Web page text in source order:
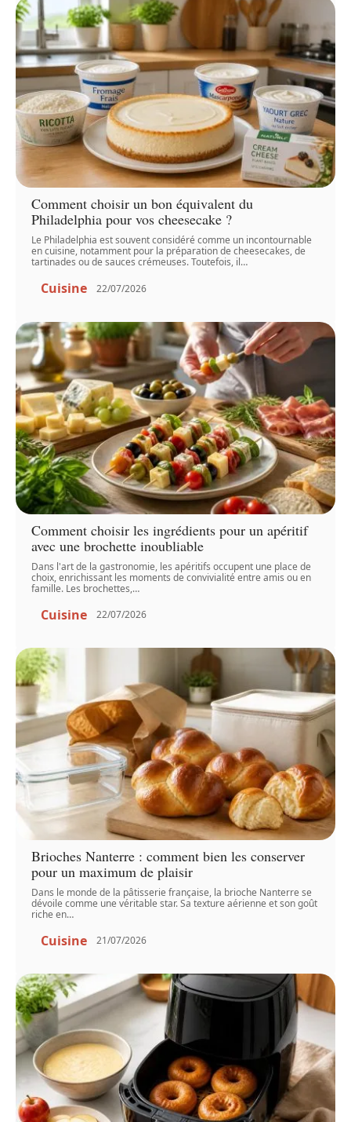
Comment choisir un bon équivalent du
Philadelphia pour vos cheesecake ?
Le Philadelphia est souvent considéré comme un incontournable
en cuisine, notamment pour la préparation de cheesecakes, de
tartinades ou de sauces crémeuses. Toutefois, il…
Cuisine 22/07/2026
Comment choisir les ingrédients pour un apéritif
avec une brochette inoubliable
Dans l'art de la gastronomie, les apéritifs occupent une place de
choix, enrichissant les moments de convivialité entre amis ou en
famille. Les brochettes,…
Cuisine 22/07/2026
Brioches Nanterre : comment bien les conserver
pour un maximum de plaisir
Dans le monde de la pâtisserie française, la brioche Nanterre se
dévoile comme une véritable star. Sa texture aérienne et son goût
riche en…
Cuisine 21/07/2026